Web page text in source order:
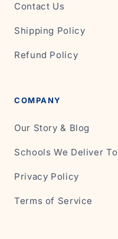
Contact Us
Shipping Policy
Refund Policy
COMPANY
Our Story & Blog
Schools We Deliver To
Privacy Policy
Terms of Service